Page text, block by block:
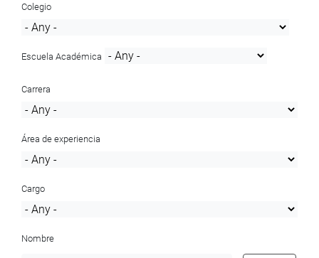
Colegio
Escuela Académica
Carrera
Área de experiencia
Cargo
Nombre